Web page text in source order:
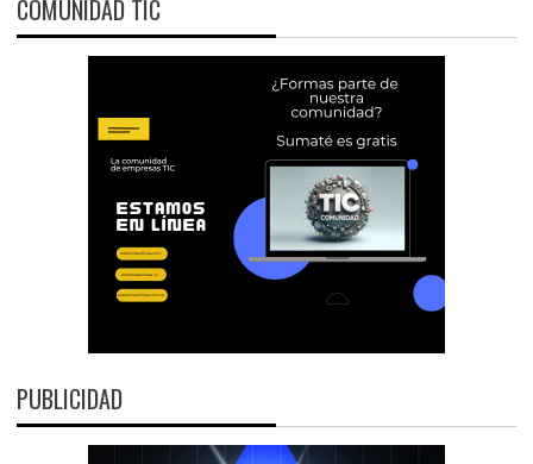
COMUNIDAD TIC
PUBLICIDAD